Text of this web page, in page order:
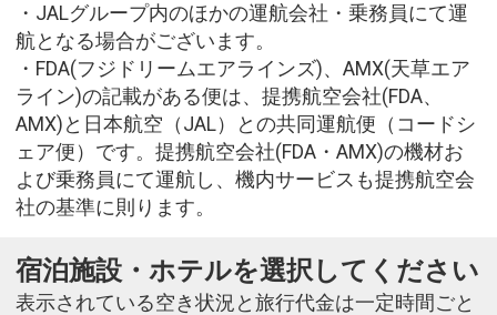
・JALグループ内のほかの運航会社・乗務員にて運
航となる場合がございます。
・FDA(フジドリームエアラインズ)、AMX(天草エア
ライン)の記載がある便は、提携航空会社(FDA、
AMX)と日本航空（JAL）との共同運航便（コードシ
ェア便）です。提携航空会社(FDA・AMX)の機材お
よび乗務員にて運航し、機内サービスも提携航空会
社の基準に則ります。
宿泊施設・ホテルを選択してください
表示されている空き状況と旅行代金は一定時間ごと